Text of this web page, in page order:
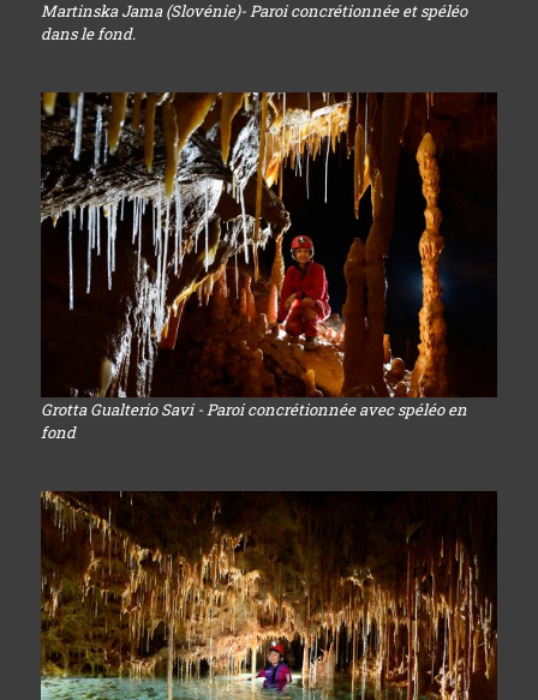
Martinska Jama (Slovénie)- Paroi concrétionnée et spéléo
dans le fond.
Grotta Gualterio Savi - Paroi concrétionnée avec spéléo en
fond